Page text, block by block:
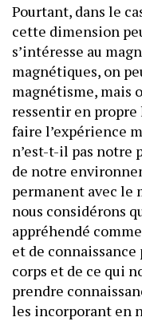
Pourtant, dans le
cette dimension
s’intéresse au
magnétiques, on
magnétisme, mais
ressentir en propre
faire l’expérience
n’est-t-il pas notre
de notre
permanent avec le
nous considérons
appréhendé
et de
corps et de ce qui
prendre
les incorporant en